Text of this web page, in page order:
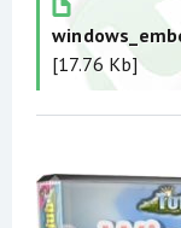
[17.76 Kb]